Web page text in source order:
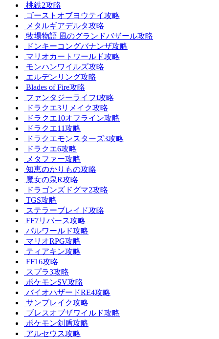
桃鉄2攻略
ゴーストオブヨウテイ攻略
メタルギアデルタ攻略
牧場物語 風のグランドバザール攻略
ドンキーコングバナンザ攻略
マリオカートワールド攻略
モンハンワイルズ攻略
エルデンリング攻略
Blades of Fire攻略
ファンタジーライフi攻略
ドラクエ3リメイク攻略
ドラクエ10オフライン攻略
ドラクエ11攻略
ドラクエモンスターズ3攻略
ドラクエ6攻略
メタファー攻略
知恵のかりもの攻略
魔女の泉R攻略
ドラゴンズドグマ2攻略
TGS攻略
ステラーブレイド攻略
FF7リバース攻略
パルワールド攻略
マリオRPG攻略
ティアキン攻略
FF16攻略
スプラ3攻略
ポケモンSV攻略
バイオハザードRE4攻略
サンブレイク攻略
ブレスオブザワイルド攻略
ポケモン剣盾攻略
アルセウス攻略